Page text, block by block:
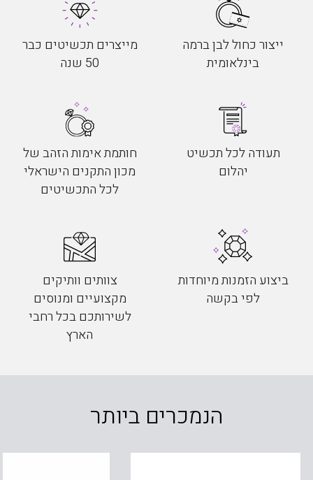
ייצור כחול לבן ברמה
בינלאומית
מייצרים תכשיטים כבר
50 שנה
תעודה לכל תכשיט
יהלום
חותמת אימות הזהב של
מכון התקנים הישראלי
לכל התכשיטים
ביצוע הזמנות מיוחדות
לפי בקשה
צוותים וותיקים
מקצועיים ומנוסים
לשירותכם בכל רחבי
הארץ
הנמכרים ביותר